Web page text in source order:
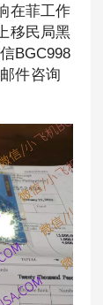
在菲工作
移民局黑
BGC998
件咨询